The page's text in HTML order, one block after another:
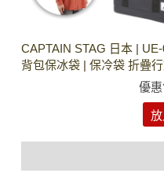
CAPTAIN STAG 日本 |
背包保冰袋 | 保冷袋 折疊
優